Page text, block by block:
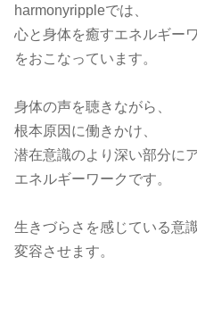
harmonyrippleでは、
心と身体を癒すエネルギー
をおこなっています。
身体の声を聴きながら、
根本原因に働きかけ、
潜在意識のより深い部分に
エネルギーワークです。
生きづらさを感じている意
変容させます。